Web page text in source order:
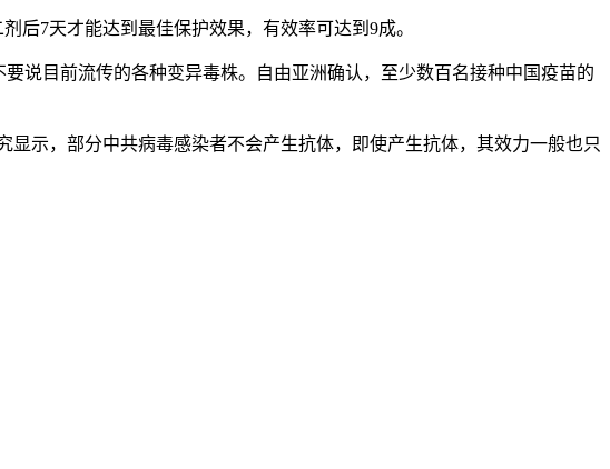
后7天才能达到最佳保护效果，有效率可达到9成。
说目前流传的各种变异毒株。自由亚洲确认，至少数百名接种中国疫苗的
示，部分中共病毒感染者不会产生抗体，即使产生抗体，其效力一般也只